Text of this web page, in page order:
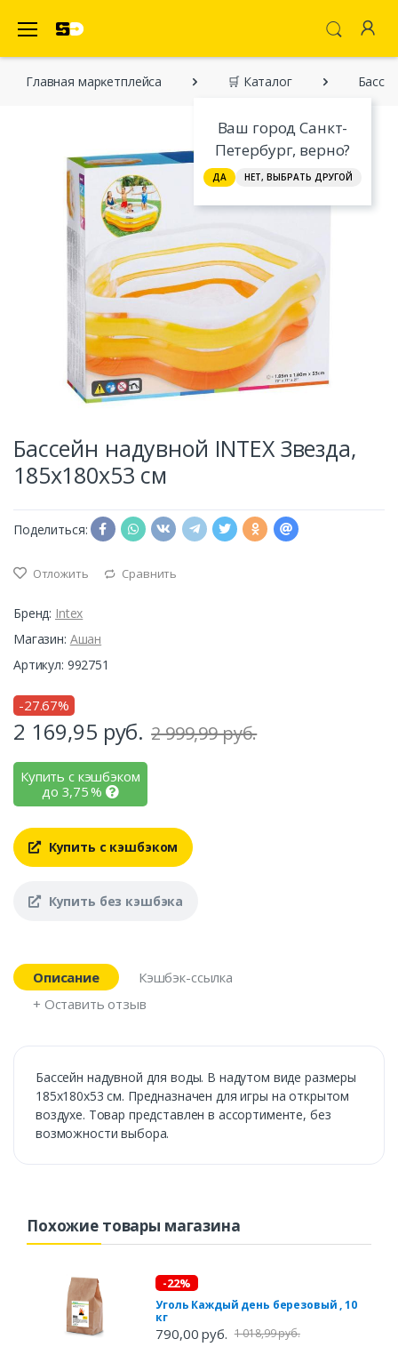
Ваш город Санкт-
Петербург, верно?
ДА НЕТ, ВЫБРАТЬ ДРУГОЙ
Главная марĸетплейса 🛒 Каталог
Бассейн надувной INTEX Звезда,
185х180х53 см
Поделиться:
Отложить Сравнить
Бренд: Intex
Магазин: Ашан
Артикул: 992751
-27.67%
2 169,95 руб. 2 999,99 руб.
Купить с кэшбэком
до 3,75%
Купить с кэшбэком
Купить без кэшбэка
Описание
Кэшбэк-ссылка
+ Оставить отзыв
Бассейн надувной для воды. В надутом виде размеры
185х180х53 см. Предназначен для игры на открытом
воздухе. Товар представлен в ассортименте, без
возможности выбора.
Похожие товары магазина
-22%
Уголь Каждый день березовый , 10
кг
790,00 руб. 1 018,99 руб.